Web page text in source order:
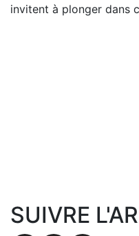
invitent à plonger dans
SUIVRE